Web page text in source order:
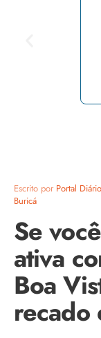
Escrito por Portal Diário
Buricá
Se
ativa
Boa
recado